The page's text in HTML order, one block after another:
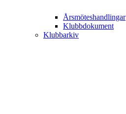
Årsmöteshandlingar
Klubbdokument
Klubbarkiv